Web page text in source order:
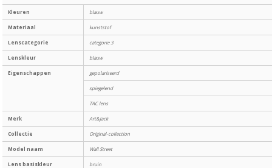
Kleuren blauw
Materiaal kunststof
Lenscategorie categorie 3
Lenskleur blauw
Eigenschappen gepolariseerd
spiegelend
TAC lens
Merk Art&Jack
Collectie Original-collection
Model naam Wall Street
Lens basiskleur bruin